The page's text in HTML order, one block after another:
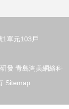
1單元103戶
發 青島淘美網絡科
Sitemap